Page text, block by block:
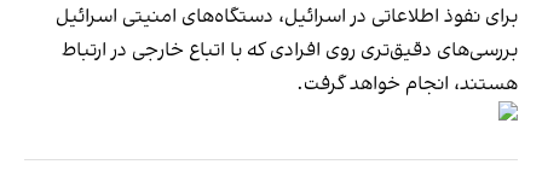
برای نفوذ اطلاعاتی در اسرائیل، دستگاه‌های امنیتی اسرائیل
بررسی‌های دقیق‌تری روی افرادی که با اتباع خارجی در ارتباط
هستند، انجام خواهد گرفت.